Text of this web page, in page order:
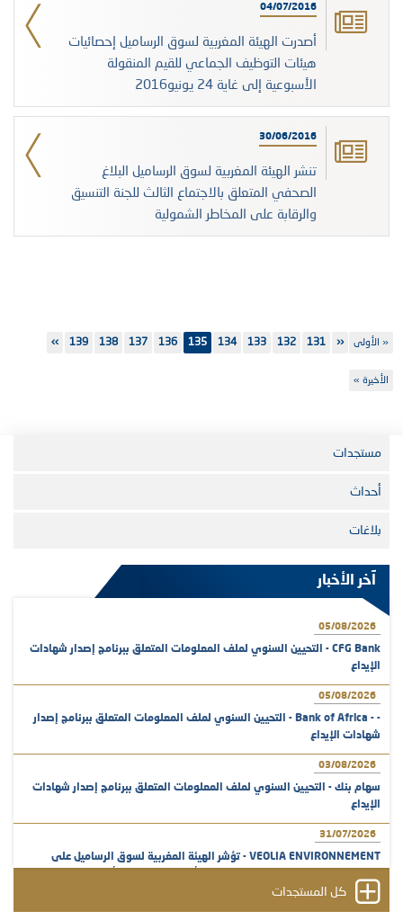
04/07/2016
أصدرت الهيئة المغربية لسوق الرساميل إحصائيات
هيئات التوظيف الجماعي للقيم المنقولة
الأسبوعية إلى غاية 24 يونيو2016
30/06/2016
تنشر الهيئة المغربية لسوق الرساميل البلاغ
الصحفي المتعلق بالاجتماع الثالث للجنة التنسيق
والرقابة على المخاطر الشمولية
First
« الأولى
Previous
‹‹ الصفحة
131 الصفحة
132 الصفحة
133 الصفحة
134
135 الصفحة
136 الصفحة
137 الصفحة
138 الصفحة
139
Next
››
Last
الأخيرة »
مستجدات
أحداث
بلاغات
آخر الأخبار
05/08/2026
CFG Bank - التحيين السنوي لملف المعلومات المتعلق ببرنامج إصدار شهادات
الإيداع
05/08/2026
- - Bank of Africa - التحيين السنوي لملف المعلومات المتعلق ببرنامج إصدار
شهادات الإيداع
03/08/2026
سهام بنك - التحيين السنوي لملف المعلومات المتعلق ببرنامج إصدار شهادات
الإيداع
31/07/2026
VEOLIA ENVIRONNEMENT - تؤشر الهيئة المغربية لسوق الرساميل على
29/07/2026
كل المستجدات